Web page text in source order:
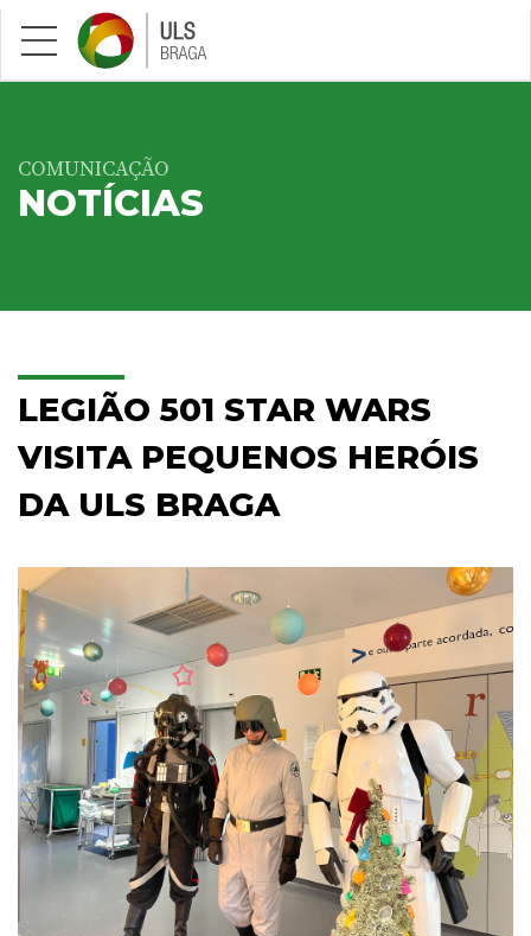
Saltar para conteúdo principal
COMUNICAÇÃO
NOTÍCIAS
LEGIÃO 501 STAR WARS
VISITA PEQUENOS HERÓIS
DA ULS BRAGA